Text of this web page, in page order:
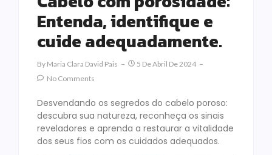
Entenda, identifique e
cuide adequadamente.
By Maria Clara David Pais
5 De Abril De 2024
No Comments
Desvendando os segredos do cabelo poroso:
descubra sua natureza, reconheça os sinais
reveladores e aprenda a restaurar a vitalidade
dos seus fios com os cuidados adequados.